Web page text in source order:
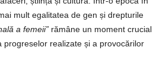
mult egalitatea de gen și drepturile
a femeii” rămâne un moment crucial
progreselor realizate și a provocărilor